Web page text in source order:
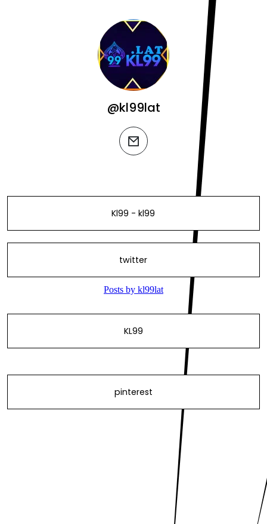
@kl99lat
email
Kl99 - kl99
twitter
KL99
pinterest